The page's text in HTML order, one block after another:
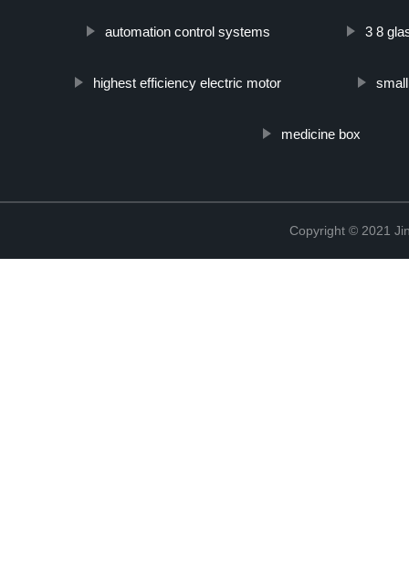
automation control systems 3 8
highest efficiency electric motor
medicine box
Copyright © 2021